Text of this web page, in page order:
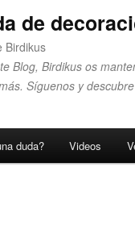
de
Birdikus
Blog, Birdikus os
Síguenos y
duda? Videos